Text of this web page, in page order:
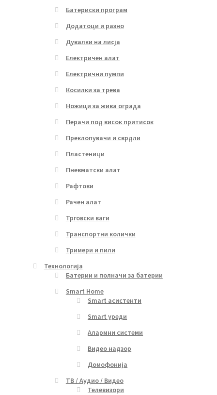
Батериски програм
Додатоци и разно
Дувалки на лисја
Електричен алат
Електрични пумпи
Косилки за трева
Ножици за жива ограда
Перачи под висок притисок
Преклопувачи и сврдли
Пластеници
Пневматски алат
Рафтови
Рачен алат
Трговски ваги
Транспортни колички
Тримери и пили
Технологија
Батерии и полначи за батерии
Smart Home
Smart асистенти
Smart уреди
Алармни системи
Видео надзор
Домофонија
ТВ / Аудио / Видео
Телевизори